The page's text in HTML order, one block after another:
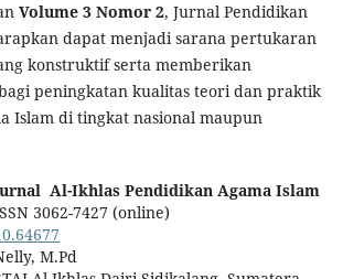
Volume 3 Nomor 2, Jurnal Pendidikan
dapat menjadi sarana pertukaran
konstruktif serta memberikan
peningkatan kualitas teori dan praktik
Islam di tingkat nasional maupun
Al-Ikhlas Pendidikan Agama Islam
3062-7427 (online)
M.Pd